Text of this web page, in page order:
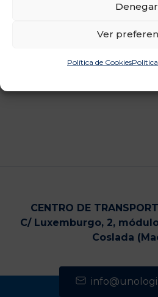
Denegar
Ver
Política de Cookies
CENTRO DE
C/ Luxemburgo, 2,
Coslada